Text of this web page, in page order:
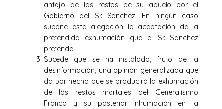
antojo de los restos de su abuelo por el
Gobierno del Sr. Sanchez. En ningún caso
supone esta alegación la aceptación de la
pretendida exhumación que el Sr. Sanchez
pretende.
Sucede que se ha instalado, fruto de la
desinformación, una opinión generalizada que
da por hecho que se producirá la exhumación
de los restos mortales del Generalísimo
Franco y su posterior inhumación en la